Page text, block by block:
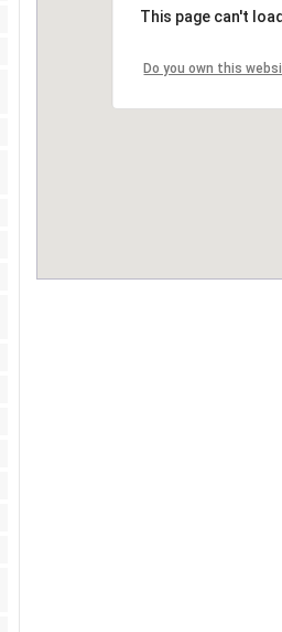
This page can't
Do you own this